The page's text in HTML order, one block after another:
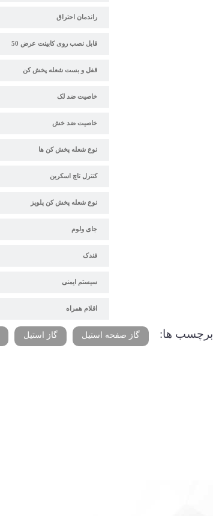
راندمان احتراق
قابل نصب روی کابینت عرض 50
قفل و بست شعله پخش کن
خاصیت ضد لک
خاصیت ضد خش
نوع شعله پخش کن ها
کنترل تاچ اسکرین
نوع شعله پخش کن پلوپز
جای ولوم
فندک
سیستم ایمنی
اقلام همراه
برچسب ها: گاز صفحه استیل گاز استیل